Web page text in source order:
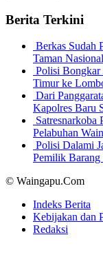
Berita Terkini
Berkas Sudah
Taman
Polisi Bongkar
Timur ke
Dari
Kapolres Baru
Satresnarkoba
Pelabuhan
Polisi Dalami
Pemilik
© Waingapu.Com
Indeks Berita
Kebijakan dan
Redaksi